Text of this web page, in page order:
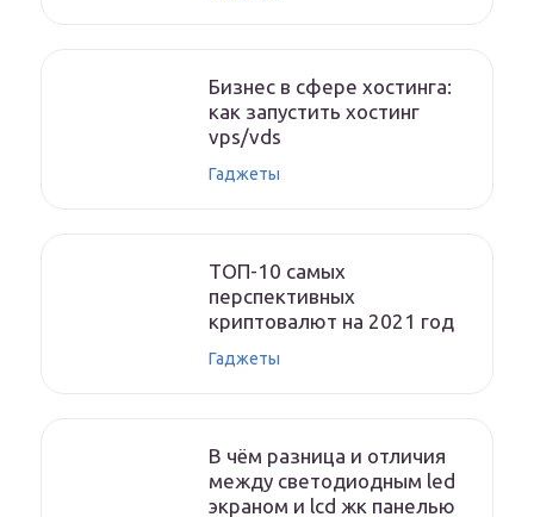
Бизнес в сфере хостинга:
как запустить хостинг
vps/vds
Гаджеты
ТОП-10 самых
перспективных
криптовалют на 2021 год
Гаджеты
В чём разница и отличия
между светодиодным led
экраном и lcd жк панелью